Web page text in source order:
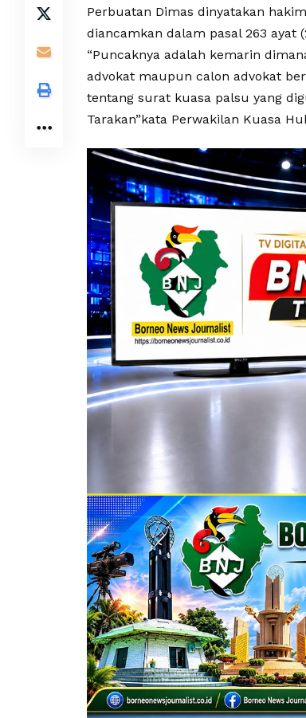
Perbuatan Dimas dinyatakan
diancamkan dalam pasal 263 ayat
“Puncaknya adalah kemarin
advokat maupun calon advokat
tentang surat kuasa palsu yang
Tarakan”kata Perwakilan Kuasa